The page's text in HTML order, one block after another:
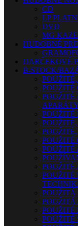
CD
LP
DVD
MG
HUDOBNÉ
DARČEKOVÉ
B-STOCK/
POUŽITÉ
POUŽITÉ
POUŽITÉ
POUŽITÉ
POUŽITÉ
POUŽITÉ
POUŽITÉ
POUŽITÉ
POUŽITÉ